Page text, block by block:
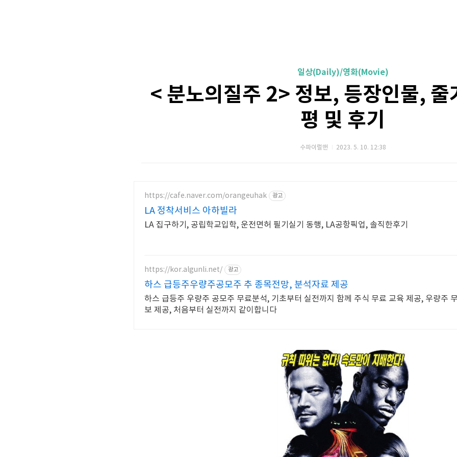
일상(Daily)/영화(Movie)
< 분노의질주 2> 정보, 등장인물, 줄
평 및 후기
수파이럴맨 2023. 5. 10. 12:38
https://cafe.naver.com/orangeuhak 광고
LA 정착서비스 아하빌라
LA 집구하기, 공립학교입학, 운전면허 필기실기 동행, LA공항픽업, 솔직한후기
https://kor.algunli.net/ 광고
하스 급등주우량주공모주 추 종목전망, 분석자료 제공
하스 급등주 우량주 공모주 무료분석, 기초부터 실전까지 함께 주식 무료 교육 제공, 우량주
보 제공, 처음부터 실전까지 같이합니다